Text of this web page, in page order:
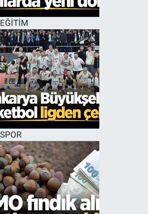
EĞİTİM
SPOR